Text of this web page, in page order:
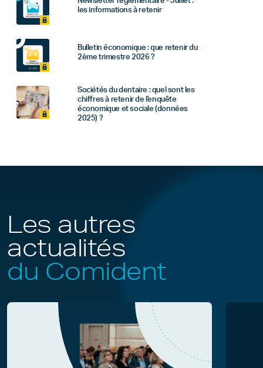
les informations à retenir
Bulletin économique : que retenir du
2ème trimestre 2026 ?
Sociétés du dentaire : quel sont les
chiffres à retenir de l'enquête
économique et sociale (données
2025) ?
Les autres
actualités
du Comident